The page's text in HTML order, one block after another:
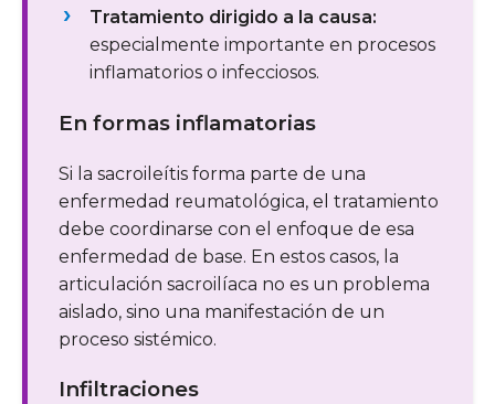
Tratamiento dirigido a la causa:
especialmente importante en procesos
inflamatorios o infecciosos.
En formas inflamatorias
Si la sacroileítis forma parte de una
enfermedad reumatológica, el tratamiento
debe coordinarse con el enfoque de esa
enfermedad de base. En estos casos, la
articulación sacroilíaca no es un problema
aislado, sino una manifestación de un
proceso sistémico.
Infiltraciones